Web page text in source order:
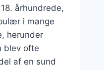
århundrede,
i mange
herunder
blev ofte
af en sund